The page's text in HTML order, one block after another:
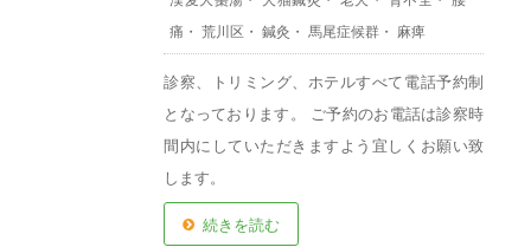
痛 ・荒川区 ・鍼灸 ・馬尾症候群 ・ 麻痺
診察、トリミング、ホテルすべて電話予約制
となっております。 ご予約のお電話は診察時
間内にしていただきますよう宜しくお願い致
します。
続きを読む